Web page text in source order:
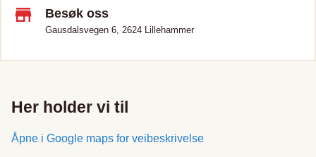
Besøk oss
Gausdalsvegen 6, 2624 Lillehammer
Her holder vi til
Åpne i Google maps for veibeskrivelse